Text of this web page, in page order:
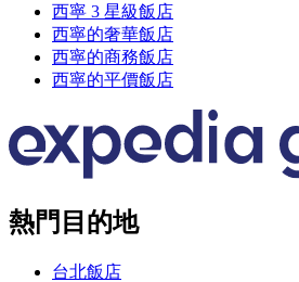
西寧 3 星級飯店
西寧的奢華飯店
西寧的商務飯店
西寧的平價飯店
熱門目的地
台北飯店